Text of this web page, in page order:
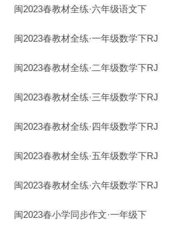
2023春教材全练·六年级语文下
春教材全练·一年级数学下RJ
春教材全练·二年级数学下RJ
春教材全练·三年级数学下RJ
春教材全练·四年级数学下RJ
春教材全练·五年级数学下RJ
春教材全练·六年级数学下RJ
2023春小学同步作文·一年级下